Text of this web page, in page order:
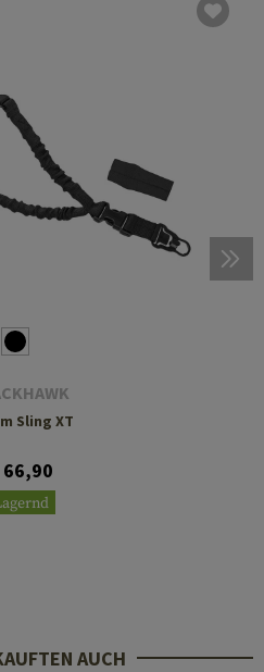
Sling XT
66,90
AUCH